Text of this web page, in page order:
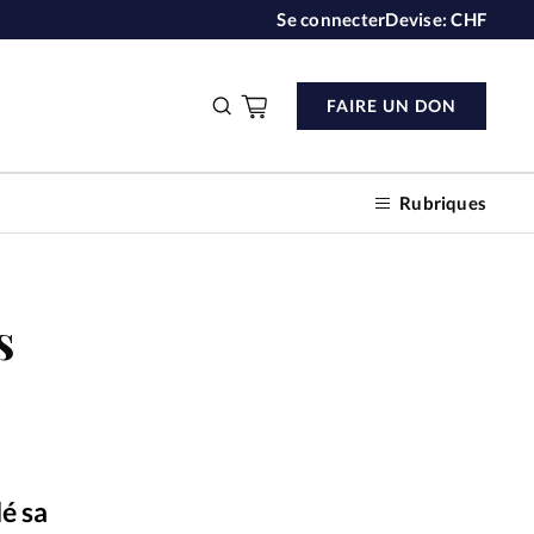
Se connecterDevise:CHF
Rubriques
FAIRE UN DON
sa